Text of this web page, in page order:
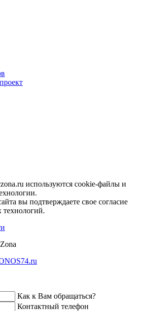
используются coоkie-файлы и
вы подтверждаете свое согласие
технологий.
Как к Вам обращаться?
Контактный телефон